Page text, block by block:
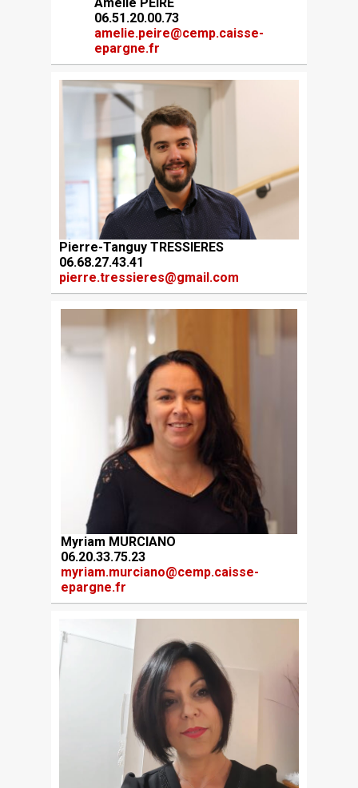
06.51.20.00.73
amelie.peire@cemp.caisse-
epargne.fr
Pierre-Tanguy TRESSIERES
06.68.27.43.41
pierre.tressieres@gmail.com
Myriam MURCIANO
06.20.33.75.23
myriam.murciano@cemp.caisse-
epargne.fr